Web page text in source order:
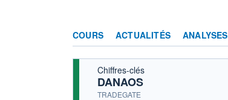
COURS ACTUALITÉS ANALYSES
Chiffres-clés
DANAOS
TRADEGATE